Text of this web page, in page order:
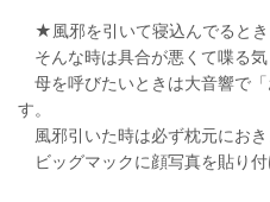
★風邪を引いて寝込んでると
そんな時は具合が悪くて喋る気
母を呼びたいときは大音響で
す。
風邪引いた時は必ず枕元におき
ビッグマックに顔写真を貼り付